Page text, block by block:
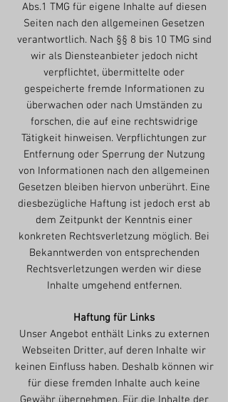
Abs.1 TMG für eigene Inhalte auf diesen
Seiten nach den allgemeinen Gesetzen
verantwortlich. Nach §§ 8 bis 10 TMG sind
wir als Diensteanbieter jedoch nicht
verpflichtet, übermittelte oder
gespeicherte fremde Informationen zu
überwachen oder nach Umständen zu
forschen, die auf eine rechtswidrige
Tätigkeit hinweisen. Verpflichtungen zur
Entfernung oder Sperrung der Nutzung
von Informationen nach den allgemeinen
Gesetzen bleiben hiervon unberührt. Eine
diesbezügliche Haftung ist jedoch erst ab
dem Zeitpunkt der Kenntnis einer
konkreten Rechtsverletzung möglich. Bei
Bekanntwerden von entsprechenden
Rechtsverletzungen werden wir diese
Inhalte umgehend entfernen.
Haftung für Links
Unser Angebot enthält Links zu externen
Webseiten Dritter, auf deren Inhalte wir
keinen Einfluss haben. Deshalb können wir
für diese fremden Inhalte auch keine